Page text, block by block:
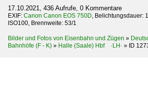
17.10.2021, 436 Aufrufe, 0 Kommentare
EXIF: Canon Canon EOS 750D , Belichtungsdauer:
ISO100, Brennweite: 53/1
Bilder und Fotos von Eisenbahn und Zügen »
Bahnhöfe (F - K) » Halle (Saale) Hbf ·LH· » ID